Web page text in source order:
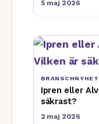
5 maj 2026
Ipren eller
säkrast?
2 maj 2026